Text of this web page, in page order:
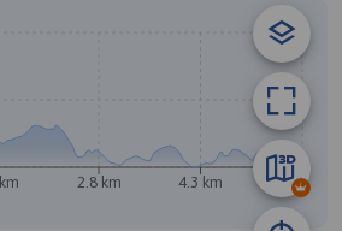
2.8 km 4.3 km 5.7 km